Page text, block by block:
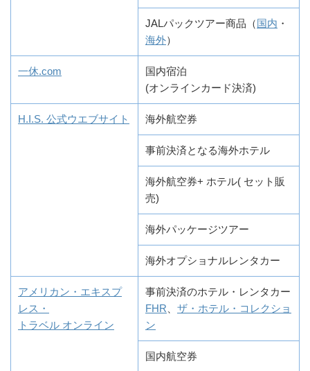
JALパックツアー商品（国内 ・
海外）
一休.com
国内宿泊
(オンラインカード決済)
H.I.S. 公式ウエブサイト 海外航空券
事前決済となる海外ホテル
海外航空券+ ホテル( セット販
売)
海外パッケージツアー
海外オプショナルレンタカー
アメリカン・エキスプ
レス・
トラベル オンライン
事前決済のホテル・レンタカー
FHR
ザ・ホテル・コレクショ
ン
国内航空券